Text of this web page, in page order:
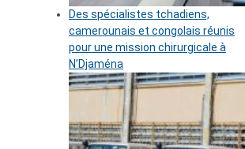
Des spécialistes tchadiens,
camerounais et congolais réunis
pour une mission chirurgicale à
N’Djaména